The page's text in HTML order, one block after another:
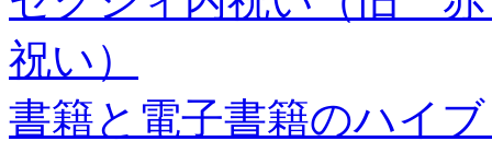
祝い）
書籍と電子書籍のハイ